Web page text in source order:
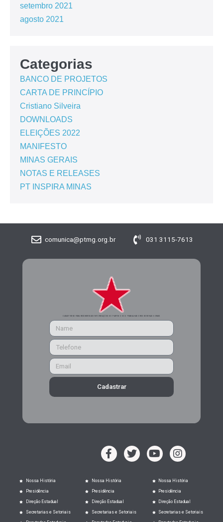
setembro 2021
agosto 2021
Categorias
BANCO DE PROJETOS
CARTA DE PRINCÍPIO
Cristiano Silveira
DOWNLOADS
ELEIÇÕES 2022
MANIFESTO
MINAS GERAIS
NOTAS E RELEASES
PT INSPIRA MINAS
comunica@ptmg.org.br 031 3115-7613
CADASTRE-SE PARA RECEBER MAIS INFORMAÇÕES DO PARTIDO DOS TRABALHADORES DE MINAS GERAIS
Cadastrar
Nossa História
Presidência
Direção Estadual
Secretarias e Setoriais
Nossa História
Presidência
Direção Estadual
Secretarias e Setoriais
Nossa História
Presidência
Direção Estadual
Secretarias e Setoriais